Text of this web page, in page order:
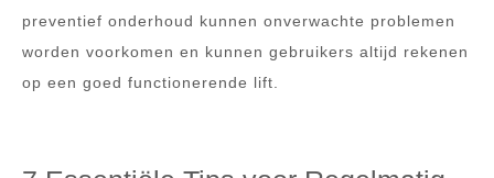
preventief onderhoud kunnen onverwachte problemen
worden voorkomen en kunnen gebruikers altijd rekenen
op een goed functionerende lift.